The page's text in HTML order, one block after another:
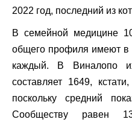
2022 год, последний из
В семейной медицине
общего профиля имеют в
каждый. В Виналопо
составляет 1649,
поскольку средний
Сообществу равен